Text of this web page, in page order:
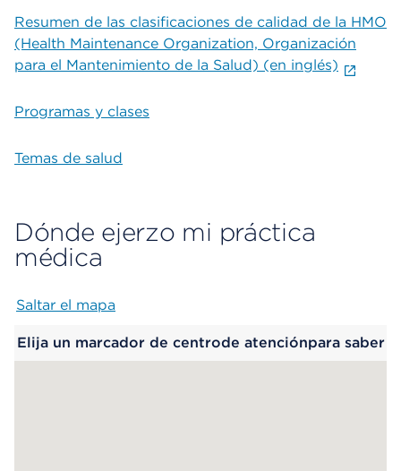
Resumen de las clasificaciones de calidad de la HMO
(Health Maintenance Organization, Organización
para el Mantenimiento de la Salud) (en inglés)
Programas y clases
Temas de salud
Dónde ejerzo mi práctica
médica
Saltar el mapa
Elija un marcador de centrode atenciónpara saber